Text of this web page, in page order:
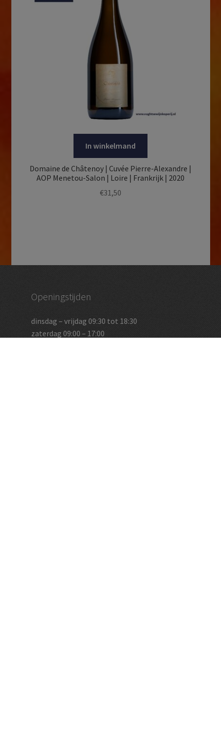
In winkelmand
Domaine de Châtenoy | Cuvée Pierre-Alexandre |
AOP Menetou-Salon | Loire | Frankrijk | 2020
€31,50
Openingstijden
dinsdag – vrijdag 09:30 tot 18:30
zaterdag 09:00 – 17:00